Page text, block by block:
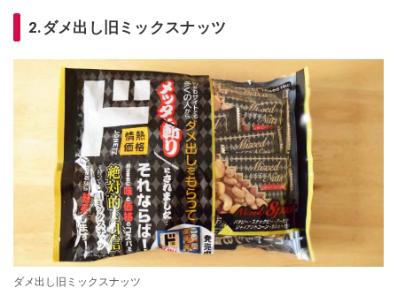
2.ダメ出し旧ミックスナッツ
ダメ出し旧ミックスナッツ